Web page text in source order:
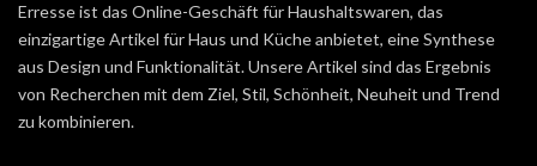
Erresse ist das Online-Geschäft für Haushaltswaren, das
einzigartige Artikel für Haus und Küche anbietet, eine Synthese
aus Design und Funktionalität. Unsere Artikel sind das Ergebnis
von Recherchen mit dem Ziel, Stil, Schönheit, Neuheit und Trend
zu kombinieren.